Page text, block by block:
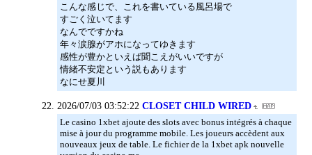
こんな感じで、これを書いている風呂場で
すごく泣いてます
なんでですかね
年々涙腺がアホになってゆきます
感性が豊かといえば聞こえがいいですが
情緒不安定という説もあります
なにせ夏川
2026/07/03 03:52:22 CLOSET CHILD WIRED
Le casino 1xbet ajoute des slots avec bonus intégrés à chaque
mise à jour du programme mobile. Les joueurs accèdent aux
nouveaux jeux de table. Le fichier de la 1xbet apk nouvelle